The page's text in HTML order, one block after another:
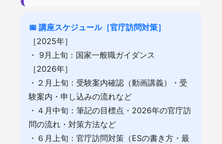
📅 講座スケジュール［官庁訪問対策］
［2025年］
・ 9月上旬：国家一般職ガイダンス
［2026年］
・２月上旬：受験案内確認（動画講義）・受
験案内・申し込みの流れなど
・４月中旬：筆記の目標点・2026年の官庁訪
問の流れ・対策方法など
・６月上旬：官庁訪問対策（ESの書き方・最